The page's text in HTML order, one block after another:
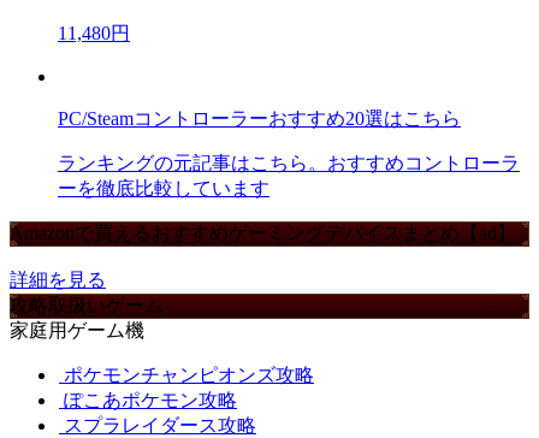
11,480円
PC/Steamコントローラーおすすめ20選はこちら
ランキングの元記事はこちら。おすすめコントローラ
ーを徹底比較しています
Amazonで買えるおすすめゲーミングデバイスまとめ【ad】
詳細を見る
攻略取扱いゲーム
家庭用ゲーム機
ポケモンチャンピオンズ攻略
ぽこあポケモン攻略
スプラレイダース攻略